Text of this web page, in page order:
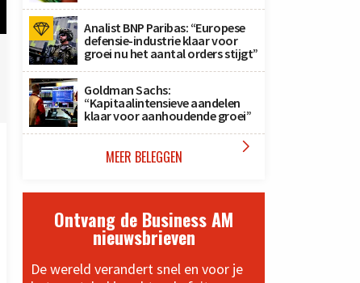
Analist BNP Paribas: “Europese
defensie-industrie klaar voor
groei nu het aantal orders stijgt”
Goldman Sachs:
“Kapitaalintensieve aandelen
klaar voor aanhoudende groei”
MEER BELEGGEN 
Ontvang de Business AM
nieuwsbrieven
De wereld verandert snel en voor je